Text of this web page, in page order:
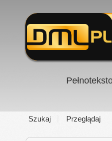
Szukaj Przeglądaj